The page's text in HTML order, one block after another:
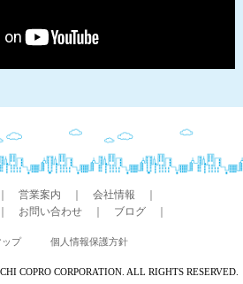
営業案内 会社情報
お問い合わせ ブログ
プ 個人情報保護方針
COPRO CORPORATION. ALL RIGHTS RESERVED.